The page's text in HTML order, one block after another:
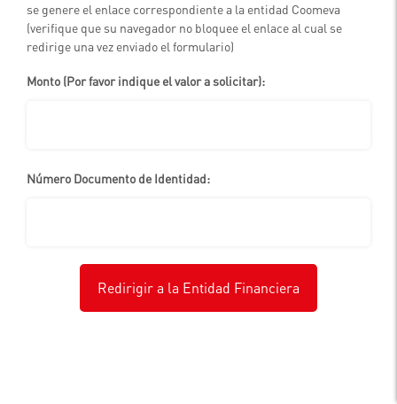
se genere el enlace correspondiente a la entidad Coomeva
(verifique que su navegador no bloquee el enlace al cual se
redirige una vez enviado el formulario)
Monto (Por favor indique el valor a solicitar):
Número Documento de Identidad:
Redirigir a la Entidad Financiera